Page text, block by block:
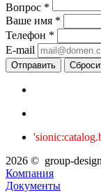
Вопрос *
Ваше имя *
Телефон *
E-mail
2026 © group-
Компания
Документы